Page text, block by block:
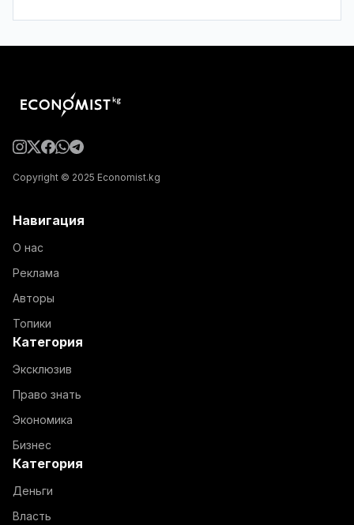
Copyright © 2025 Economist.kg
Навигация
О нас
Реклама
Авторы
Топики
Категория
Эксклюзив
Право знать
Экономика
Бизнес
Категория
Деньги
Власть